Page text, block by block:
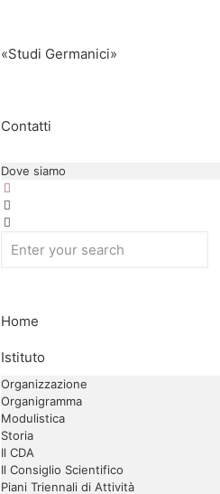
«Studi Germanici»
Contatti
Dove siamo
Home
Istituto
Organizzazione
Organigramma
Modulistica
Storia
Il CDA
Il Consiglio Scientifico
Piani Triennali di Attività